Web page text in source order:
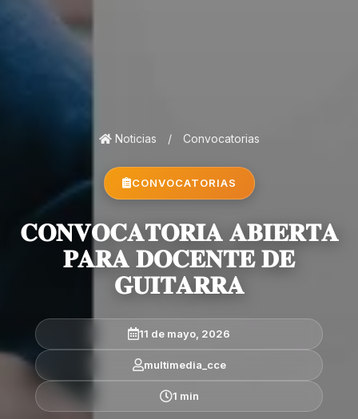
Noticias / Convocatorias
CONVOCATORIAS
𝐂𝐎𝐍𝐕𝐎𝐂𝐀𝐓𝐎𝐑𝐈𝐀 𝐀𝐁𝐈𝐄𝐑𝐓𝐀
𝐏𝐀𝐑𝐀 𝐃𝐎𝐂𝐄𝐍𝐓𝐄 𝐃𝐄
𝐆𝐔𝐈𝐓𝐀𝐑𝐑𝐀
11 de mayo, 2026
multimedia_cce
1 min